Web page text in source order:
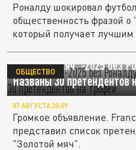
Роналду шокировал
общественность фразой
который получает лучшим
"Золотой мяч"-2025 без
Названы 30 претендентов
ОБЩЕСТВО
07 АВГУСТА 20:59
Громкое объявление.
представил список
"Золотой мяч".